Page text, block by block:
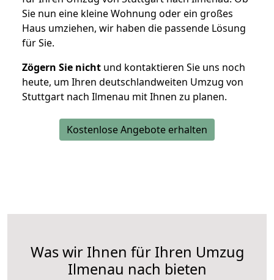
Sie nun eine kleine Wohnung oder ein großes
Haus umziehen, wir haben die passende Lösung
für Sie.
Zögern Sie nicht und kontaktieren Sie uns noch
heute, um Ihren deutschlandweiten Umzug von
Stuttgart nach Ilmenau mit Ihnen zu planen.
Kostenlose Angebote erhalten
Was wir Ihnen für Ihren Umzug
Ilmenau nach bieten